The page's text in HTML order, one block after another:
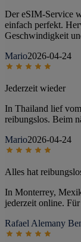
Der eSIM-Service
einfach perfekt.
Geschwindigkeit
Mario2026-04-24
Jederzeit wieder
In Thailand lief
reibungslos. Beim
Mario2026-04-24
Alles hat
In Monterrey,
jederzeit online.
Rafael Alemany